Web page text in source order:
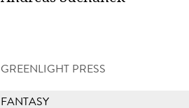
GREENLIGHT PRESS
FANTASY